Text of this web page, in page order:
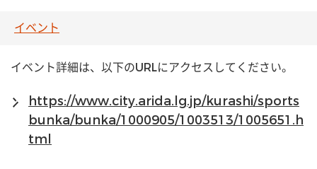
イベント
イベント詳細は、以下のURLにアクセスしてください。
https://www.city.arida.lg.jp/kurashi/sports
bunka/bunka/1000905/1003513/1005651.h
tml